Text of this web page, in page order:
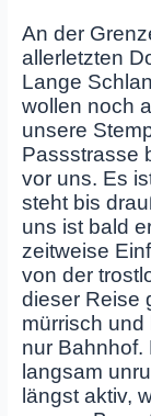
An der
allerletzten
Lange
wollen noch
unsere
Passstrasse
vor uns. Es
steht bis
uns ist bald
zeitweise
von der
dieser Reise
mürrisch
nur Bahnhof.
langsam
längst aktiv,